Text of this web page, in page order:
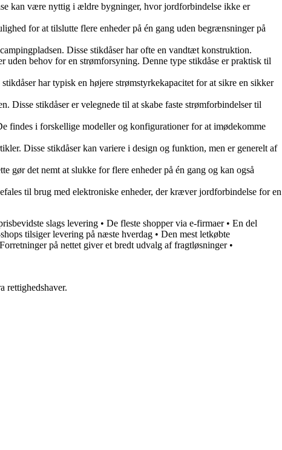
kan være nyttig i ældre bygninger, hvor jordforbindelse ikke er
for at tilslutte flere enheder på én gang uden begrænsninger på
Disse stikdåser har ofte en vandtæt konstruktion.
uden behov for en strømforsyning. Denne type stikdåse er praktisk til
har typisk en højere strømstyrkekapacitet for at sikre en sikker
stikdåser er velegnede til at skabe faste strømforbindelser til
findes i forskellige modeller og konfigurationer for at imødekomme
Disse stikdåser kan variere i design og funktion, men er generelt af
gør det nemt at slukke for flere enheder på én gang og kan også
til brug med elektroniske enheder, der kræver jordforbindelse for en
slags levering • De fleste shopper via e-firmaer• En del
tilsiger levering på næste hverdag • Den mest letkøbte
Forretninger på nettet giver et bredt udvalg af fragtløsninger•
rettighedshaver.